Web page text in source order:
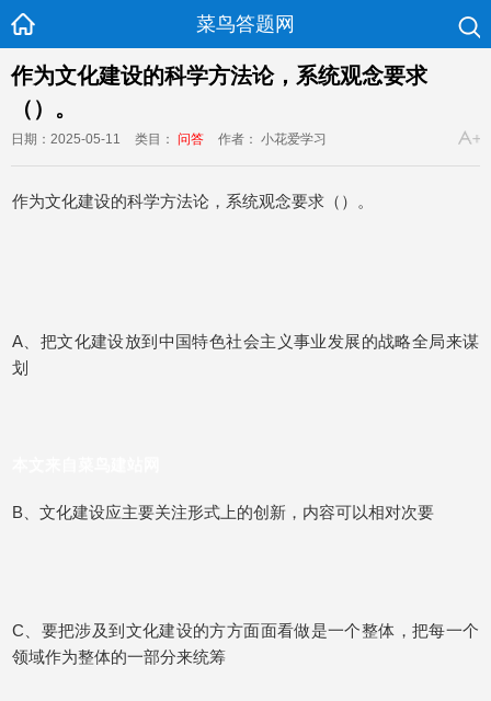
菜鸟答题网
作为文化建设的科学方法论，系统观念要求
（）。
日期：2025-05-11 类目： 问答 作者： 小花爱学习
作为文化建设的科学方法论，系统观念要求（）。
A、把文化建设放到中国特色社会主义事业发展的战略全局来谋
划
B、文化建设应主要关注形式上的创新，内容可以相对次要
C、要把涉及到文化建设的方方面面看做是一个整体，把每一个
领域作为整体的一部分来统筹